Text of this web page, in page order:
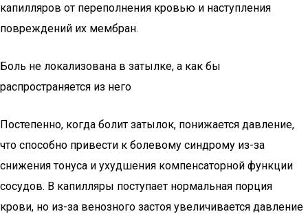
капилляров от переполнения кровью и наступления
повреждений их мембран.
Боль не локализована в затылке, а как бы
распространяется из него
Постепенно, когда болит затылок, понижается давление,
что способно привести к болевому синдрому из-за
снижения тонуса и ухудшения компенсаторной функции
сосудов. В капилляры поступает нормальная порция
крови, но из-за венозного застоя увеличивается давление